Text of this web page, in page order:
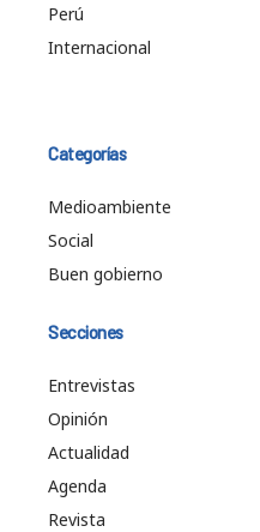
Perú
Internacional
Categorías
Medioambiente
Social
Buen gobierno
Secciones
Entrevistas
Opinión
Actualidad
Agenda
Revista